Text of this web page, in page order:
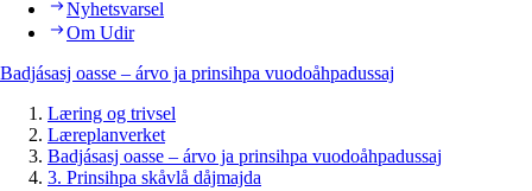
Nyhetsvarsel
Om Udir
Badjásasj oasse – árvo ja prinsihpa vuodoåhpadussaj
Læring og trivsel
Læreplanverket
Badjásasj oasse – árvo ja prinsihpa vuodoåhpadussaj
3. Prinsihpa skåvlå dåjmajda